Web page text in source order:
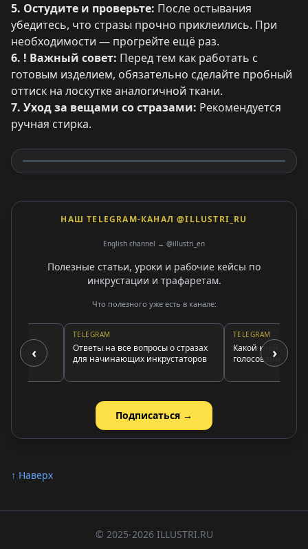
5. Остудите и проверьте: После остывания
убедитесь, что стразы прочно приклеились. При
необходимости — прогрейте ещё раз.
6. ! Важный совет: Перед тем как работать с
готовым изделием, обязательно сделайте пробный
оттиск на лоскутке аналогичной ткани.
7. Уход за вещами со стразами: Рекомендуется
ручная стирка.
НАШ TELEGRAM-КАНАЛ @ILLUSTRI_RU
English channel → @illustri_en
Полезные статьи, уроки и рабочие кейсы по
инкрустации и трафаретам.
Что полезного уже есть в канале:
‹
TELEGRAM
Ответы на все вопросы о стразах
для начинающих инкрустаторов
TELEGRAM
Какой клей
голосование и
›
Подписаться →
↑ Наверх
© 2025-2026 ILLUSTRI.RU